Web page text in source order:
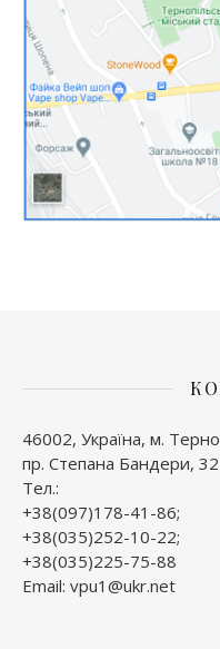
46002, Україна, м.
пр. Степана Бандери, 32
Тел.:
+38(097)178-41-86;
+38(035)252-10-22;
+38(035)225-75-88
Email: vpu1@ukr.net